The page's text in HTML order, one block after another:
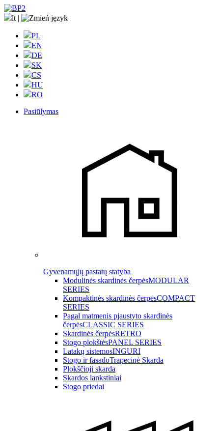
lt |
PL
EN
DE
SK
CS
HU
RO
Pasiūlymas
Gyvenamųjų pastatų statyba
Modulinės skardinės čerpėsMODULAR
SERIES
Kompaktinės skardinės čerpėsCOMPACT
SERIES
Pagal matmenis pjaustyto skardinės
čerpėsCLASSIC SERIES
Skardinės čerpėsRETRO
Stogo plokštėsPANEL SERIES
Latakų sistemosINGURI
Stogo ir fasadoTrapecinė Skarda
Plokščioji skarda
Skardos lankstiniai
Stogo priedai